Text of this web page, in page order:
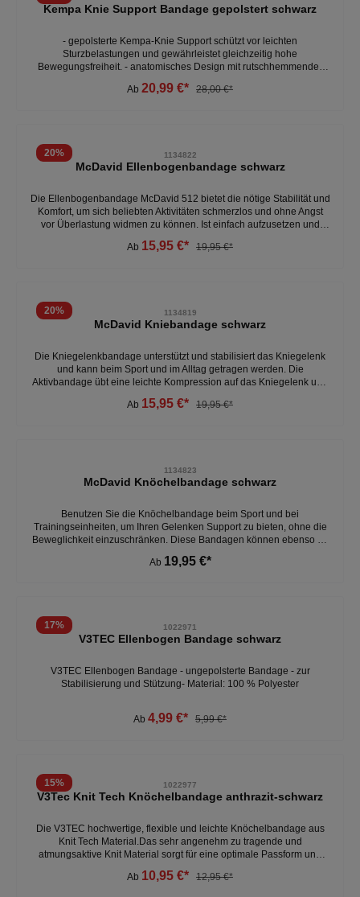
Kempa Knie Support Bandage gepolstert schwarz
- gepolsterte Kempa-Knie Support schützt vor leichten
Sturzbelastungen und gewährleistet gleichzeitig hohe
Bewegungsfreiheit. - anatomisches Design mit rutschhemmender
- für alle Indoor-Sportarten geeignet - elastische Bandage zum
Ab 20,99 €* 28,00 €*
20% 1134822
McDavid Ellenbogenbandage schwarz
Die Ellenbogenbandage McDavid 512 bietet die nötige Stabilität und
Komfort, um sich beliebten Aktivitäten schmerzlos und ohne Angst
vor Überlastung widmen zu können. Ist einfach aufzusetzen und
leichte Kompression- linderung von Schmerzen- passend für links
Ab 15,95 €* 19,95 €*
20% 1134819
McDavid Kniebandage schwarz
Die Kniegelenkbandage unterstützt und stabilisiert das Kniegelenk
und kann beim Sport und im Alltag getragen werden. Die
Aktivbandage übt eine leichte Kompression auf das Kniegelenk und
wird die Durchblutung erhöht und ein Wechseldruck auf das
Ab 15,95 €* 19,95 €*
1134823
McDavid Knöchelbandage schwarz
Benutzen Sie die Knöchelbandage beim Sport und bei
Trainingseinheiten, um Ihren Gelenken Support zu bieten, ohne die
Beweglichkeit einzuschränken. Diese Bandagen können ebenso an
Gelenkerholung und Milderung von Muskelschmerzen nach dem
Ab 19,95 €*
17% 1022971
V3TEC Ellenbogen Bandage schwarz
V3TEC Ellenbogen Bandage - ungepolsterte Bandage - zur
Stabilisierung und Stützung- Material: 100 % Polyester
Ab 4,99 €* 5,99 €*
15% 1022977
V3Tec Knit Tech Knöchelbandage anthrazit-schwarz
Die V3TEC hochwertige, flexible und leichte Knöchelbandage aus
Knit Tech Material.Das sehr angenehm zu tragende und
atmungsaktive Knit Material sorgt für eine optimale Passform und
leicht - angenehm zu tragen Weitere Bandagen unter: Accessoires-
Ab 10,95 €* 12,95 €*